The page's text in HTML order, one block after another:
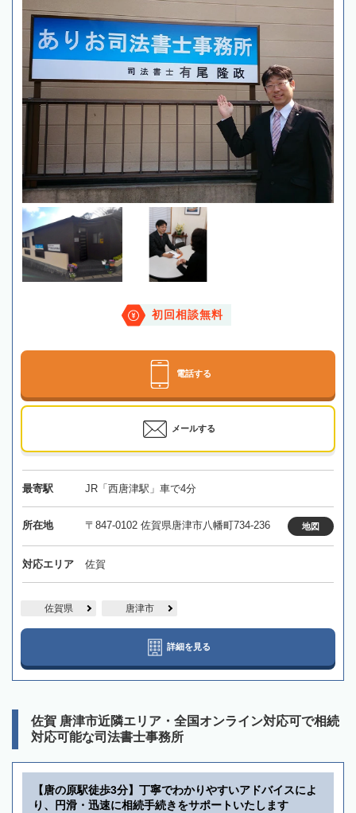
初回相談無料
電話する
メールする
最寄駅 JR「西唐津駅」車で4分
所在地 〒847-0102 佐賀県唐津市八幡町734-236 地図
対応エリア 佐賀
佐賀県 唐津市
詳細を見る
佐賀 唐津市近隣エリア・全国オンライン対応可で相続
対応可能な司法書士事務所
【唐の原駅徒歩3分】丁寧でわかりやすいアドバイスによ
り、円滑・迅速に相続手続きをサポートいたします